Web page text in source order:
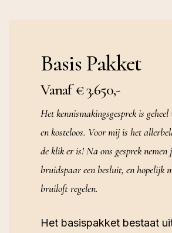
Basis Pakket
Vanaf € 3.650,-
Het kennismakingsgesprek is
en kosteloos. Voor mij is het
de klik er is! Na ons gesprek nemen
bruidspaar een besluit, en hopelijk
bruiloft regelen.
Het basispakket bestaat